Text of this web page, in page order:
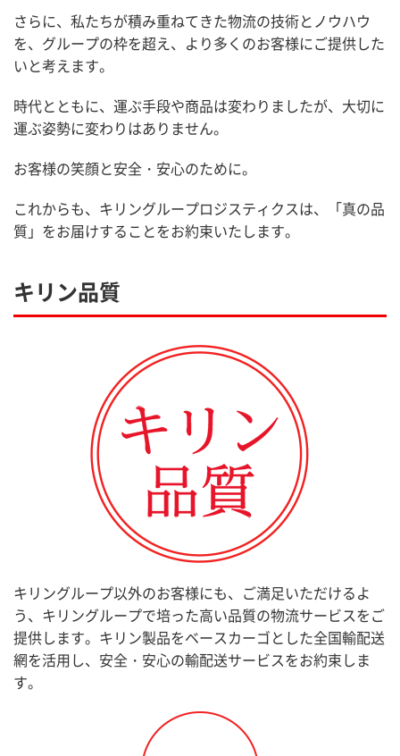
さらに、私たちが積み重ねてきた物流の技術とノウハウ
を、グループの枠を超え、より多くのお客様にご提供した
いと考えます。
時代とともに、運ぶ手段や商品は変わりましたが、大切に
運ぶ姿勢に変わりはありません。
お客様の笑顔と安全・安心のために。
これからも、キリングループロジスティクスは、「真の品
質」をお届けすることをお約束いたします。
キリン品質
キリングループ以外のお客様にも、ご満足いただけるよ
う、キリングループで培った高い品質の物流サービスをご
提供します。キリン製品をベースカーゴとした全国輸配送
網を活用し、安全・安心の輸配送サービスをお約束しま
す。